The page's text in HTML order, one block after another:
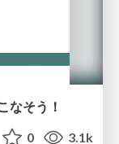
なそう！
0 3.1k